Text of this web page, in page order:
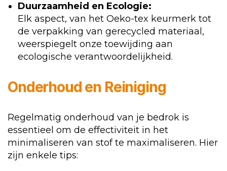
Duurzaamheid en Ecologie:
Elk aspect, van het Oeko-tex keurmerk tot
de verpakking van gerecycled materiaal,
weerspiegelt onze toewijding aan
ecologische verantwoordelijkheid.
Onderhoud en Reiniging
Regelmatig onderhoud van je bedrok is
essentieel om de effectiviteit in het
minimaliseren van stof te maximaliseren. Hier
zijn enkele tips: